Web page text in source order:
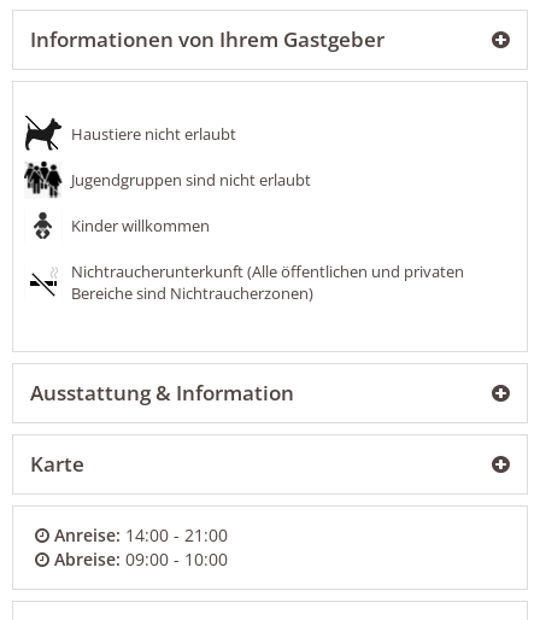
Informationen von Ihrem Gastgeber
Haustiere nicht erlaubt
Jugendgruppen sind nicht erlaubt
Kinder willkommen
Nichtraucherunterkunft (Alle öffentlichen und privaten
Bereiche sind Nichtraucherzonen)
Ausstattung & Information
Karte
Anreise: 14:00 - 21:00
Abreise: 09:00 - 10:00